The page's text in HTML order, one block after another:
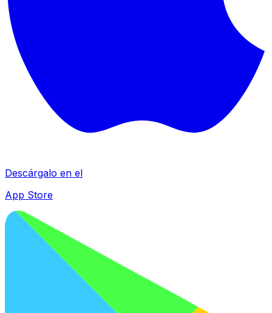
Descárgalo en el
App Store